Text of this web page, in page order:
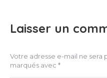
Laisser un
Votre adresse e-mail ne sera
marqués avec *